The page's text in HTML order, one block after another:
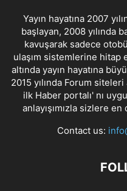
Yayın hayatına 2007
başlayan, 2008 yılında
kavuşarak sadece
ulaşım sistemlerine hitap
altında yayın hayatına
2015 yılında Forum
ilk Haber portalı' nı
anlayışımızla sizlere
Contact us: